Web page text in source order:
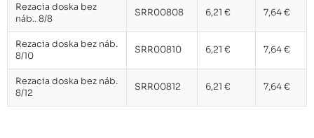
Rezacia doska bez
náb.. 8/8
SRR00808 6,21 € 7,64 €
Rezacia doska bez náb.
8/10
SRR00810 6,21 € 7,64 €
Rezacia doska bez náb.
8/12
SRR00812 6,21 € 7,64 €